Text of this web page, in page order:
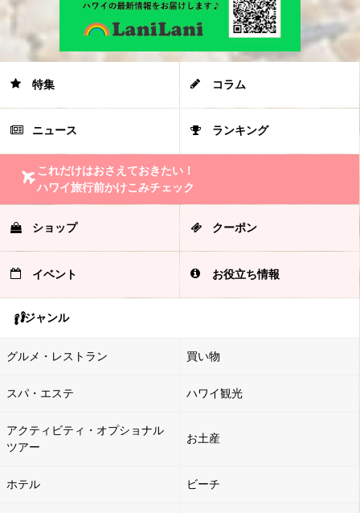
特集 コラム
ニュース ランキング
これだけはおさえておきたい！
ハワイ旅行前かけこみチェック
ショップ クーポン
イベント お役立ち情報
ジャンル
グルメ・レストラン 買い物
スパ・エステ ハワイ観光
アクティビティ・オプショナル
ツアー
お土産
ホテル ビーチ